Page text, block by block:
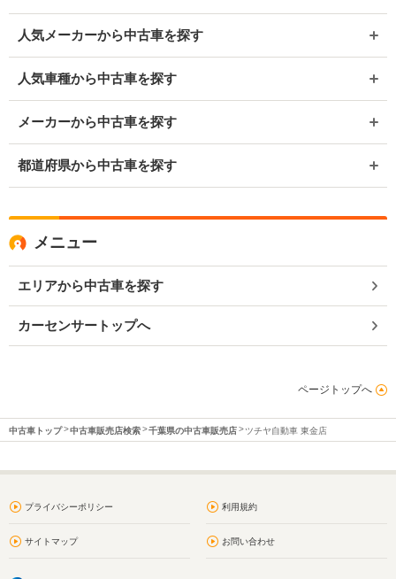
人気メーカーから中古車を探す
人気車種から中古車を探す
メーカーから中古車を探す
都道府県から中古車を探す
メニュー
エリアから中古車を探す
カーセンサートップへ
ページトップへ
中古車トップ 中古車販売店検索 千葉県の中古車販売店 ツチヤ自動車 東金店
プライバシーポリシー 利用規約
サイトマップ お問い合わせ